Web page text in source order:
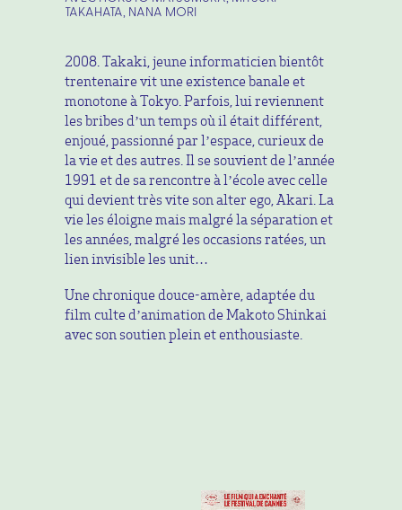
TAKAHATA, NANA MORI
2008. Takaki, jeune informaticien bientôt
trentenaire vit une existence banale et
monotone à Tokyo. Parfois, lui reviennent
les bribes d’un temps où il était différent,
enjoué, passionné par l’espace, curieux de
la vie et des autres. Il se souvient de l’année
1991 et de sa rencontre à l’école avec celle
qui devient très vite son alter ego, Akari. La
vie les éloigne mais malgré la séparation et
les années, malgré les occasions ratées, un
lien invisible les unit…
Une chronique douce-amère, adaptée du
film culte d’animation de Makoto Shinkai
avec son soutien plein et enthousiaste.